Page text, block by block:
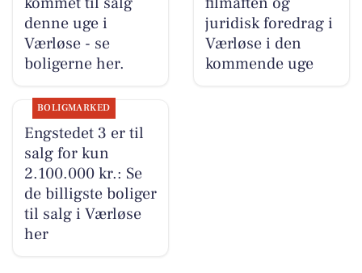
denne uge i
Værløse - se
boligerne her.
juridisk foredrag i
Værløse i den
kommende uge
BOLIGMARKED
Engstedet 3 er til
salg for kun
2.100.000 kr.: Se
de billigste boliger
til salg i Værløse
her